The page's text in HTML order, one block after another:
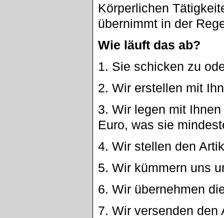
Körperlichen
übernimmt in der
Wie läuft das ab?
1. Sie schicken zu
2. Wir erstellen mit
3. Wir legen mit
Euro, was sie
4. Wir stellen den
5. Wir kümmern uns
6. Wir übernehmen
7. Wir versenden den